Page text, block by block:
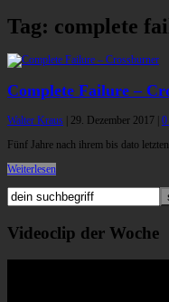
Tag: complete
Complete Failure –
Walter Kraus 29. Dezember 2017 0
Fünf Jahre nach ihrem bis dato
Weiterlesen
Videoclip der Woche